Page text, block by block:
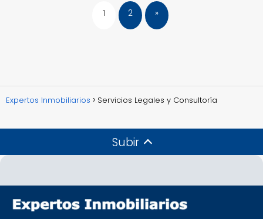
1 2 »
Expertos Inmobiliarios Servicios Legales y Consultoría
Subir